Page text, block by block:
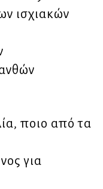
ισχιακών
ποιο από τα
για